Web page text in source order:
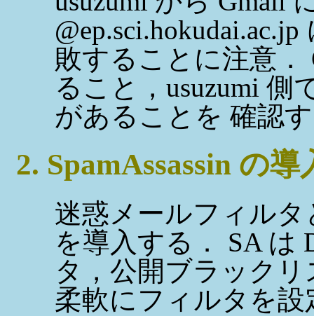
敗することに注意．
ること，usuzumi 側
があることを 確認
2. SpamAssassin の導
迷惑メールフィルタ
を導入する． SA は
タ，公開ブラック
柔軟にフィルタを